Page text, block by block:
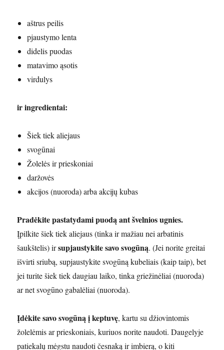
aštrus peilis
pjaustymo lenta
didelis puodas
matavimo ąsotis
virdulys
ir ingredientai:
Šiek tiek aliejaus
svogūnai
Žolelės ir prieskoniai
daržovės
akcijos (nuoroda) arba akcijų kubas
Pradėkite pastatydami puodą ant švelnios ugnies.
Įpilkite šiek tiek aliejaus (tinka ir mažiau nei arbatinis
šaukštelis) irsupjaustykite savo svogūną. (Jei norite greitai
išvirti sriubą, supjaustykite svogūną kubeliais (kaip taip), bet
jei turite šiek tiek daugiau laiko, tinka griežinėliai (nuoroda)
ar net svogūno gabalėliai (nuoroda).
Įdėkite savo svogūną į keptuvę, kartu su džiovintomis
žolelėmis ar prieskoniais, kuriuos norite naudoti. Daugelyje
patiekalų mėgstu naudoti česnaką ir imbierą, o kiti